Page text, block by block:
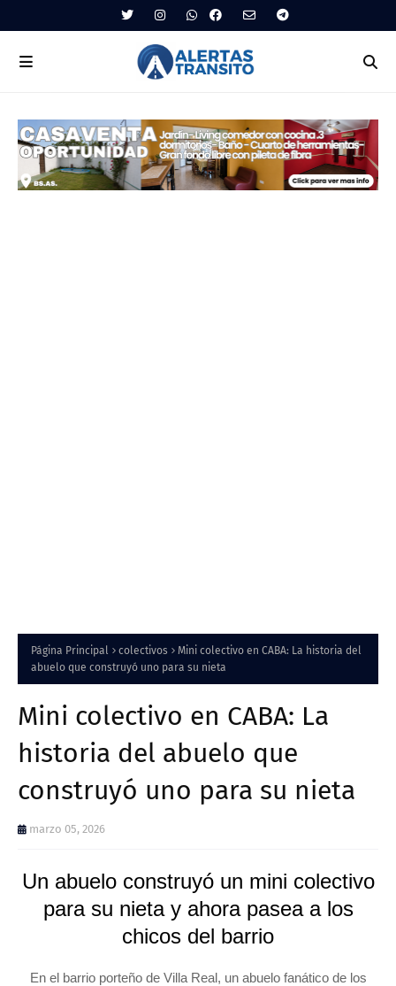
Página Principal colectivos
Mini colectivo en CABA: La historia del
abuelo que construyó uno para su nieta
Mini colectivo en CABA: La
historia del abuelo que
construyó uno para su nieta
marzo 05, 2026
Un abuelo construyó un mini colectivo
para su nieta y ahora pasea a los
chicos del barrio
En el barrio porteño de Villa Real, un abuelo fanático de los